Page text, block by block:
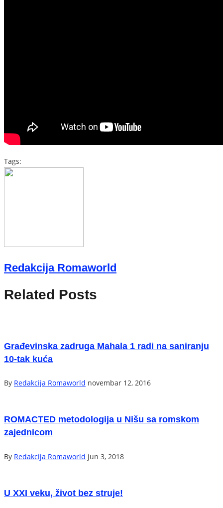
Tags:
Redakcija Romaworld
Related Posts
Građevinska zadruga Mahala 1 radi na saniranju
10-tak kuća
By Redakcija Romaworld novembar 12, 2016
ROMACTED metodologija u Nišu sa romskom
zajednicom
By Redakcija Romaworld jun 3, 2018
U XXI veku, život bez struje!